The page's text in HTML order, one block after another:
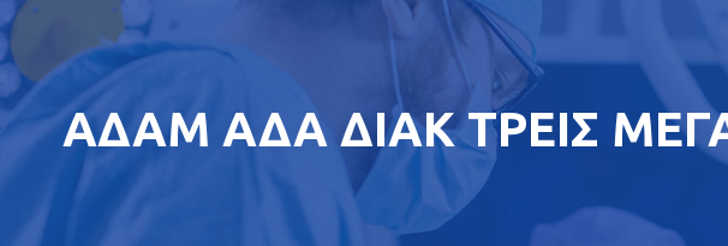
AΔΑΜ ΑΔΑ ΔΙΑΚ ΤΡΕΙΣ